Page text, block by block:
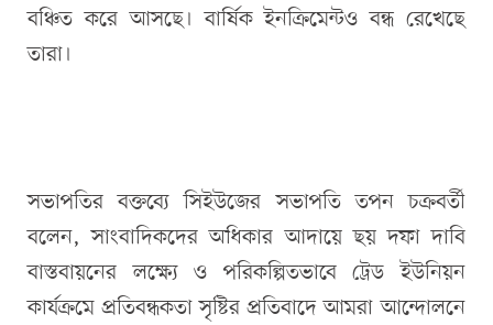
বঞ্চিত করে আসছে। বার্ষিক ইনক্রিমেন্টও বন্ধ রেখেছে
তারা।
সভাপতির বক্তব্যে সিইউজের সভাপতি তপন চক্রবর্তী
বলেন, সাংবাদিকদের অধিকার আদায়ে ছয় দফা দাবি
বাস্তবায়নের লক্ষ্যে ও পরিকল্পিতভাবে ট্রেড ইউনিয়ন
কার্যক্রমে প্রতিবন্ধকতা সৃষ্টির প্রতিবাদে আমরা আন্দোলনে